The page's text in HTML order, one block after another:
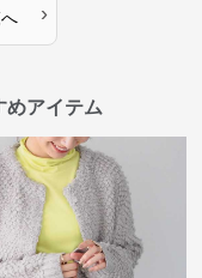
›
めアイテム